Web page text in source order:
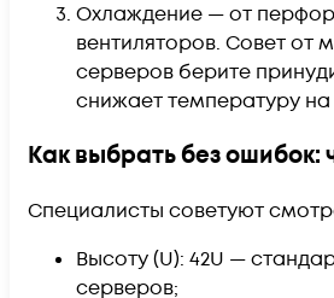
Охлаждение — от
вентиляторов. Совет от
серверов берите
снижает температуру на
Как выбрать без ошибок:
Специалисты советуют
Высоту (U): 42U —
серверов;